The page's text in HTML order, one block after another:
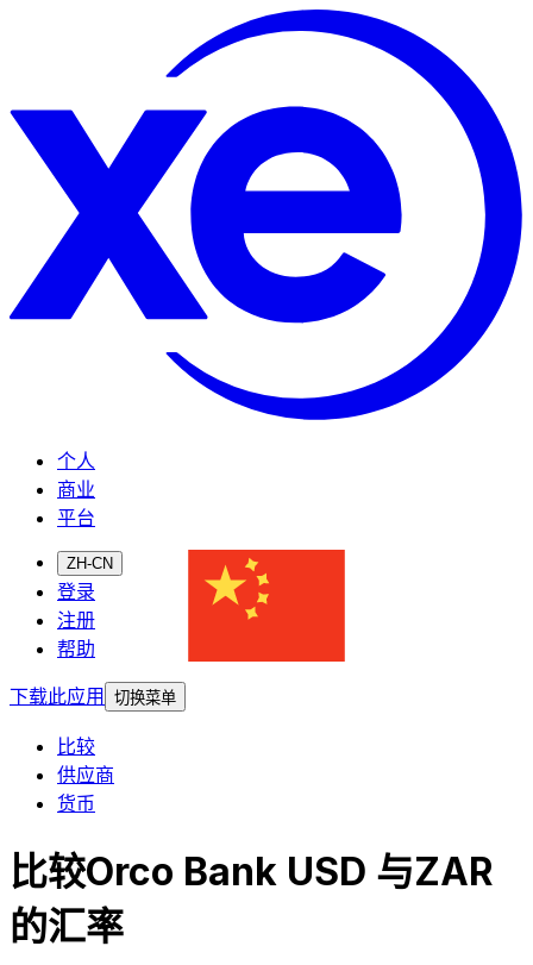
个人
商业
平台
ZH-CN
登录
注册
帮助
下载此应用
切换菜单
比较
供应商
货币
比较Orco Bank USD 与ZAR
的汇率